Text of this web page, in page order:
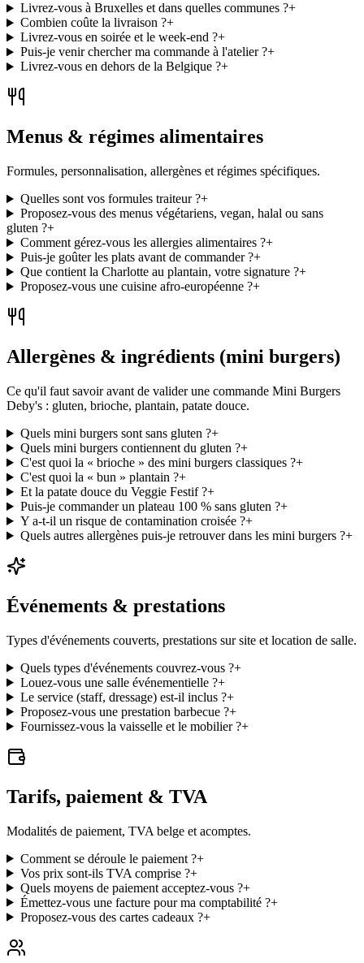
Livrez-vous à Bruxelles et dans quelles communes ?+
Combien coûte la livraison ?+
Livrez-vous en soirée et le week-end ?+
Puis-je venir chercher ma commande à l'atelier ?+
Livrez-vous en dehors de la Belgique ?+
Menus & régimes alimentaires
Formules, personnalisation, allergènes et régimes spécifiques.
Quelles sont vos formules traiteur ?+
Proposez-vous des menus végétariens, vegan, halal ou sans
gluten ?+
Comment gérez-vous les allergies alimentaires ?+
Puis-je goûter les plats avant de commander ?+
Que contient la Charlotte au plantain, votre signature ?+
Proposez-vous une cuisine afro-européenne ?+
Allergènes & ingrédients (mini burgers)
Ce qu'il faut savoir avant de valider une commande Mini Burgers
Deby's : gluten, brioche, plantain, patate douce.
Quels mini burgers sont sans gluten ?+
Quels mini burgers contiennent du gluten ?+
C'est quoi la « brioche » des mini burgers classiques ?+
C'est quoi la « bun » plantain ?+
Et la patate douce du Veggie Festif ?+
Puis-je commander un plateau 100 % sans gluten ?+
Y a-t-il un risque de contamination croisée ?+
Quels autres allergènes puis-je retrouver dans les mini burgers ?+
Événements & prestations
Types d'événements couverts, prestations sur site et location de salle.
Quels types d'événements couvrez-vous ?+
Louez-vous une salle événementielle ?+
Le service (staff, dressage) est-il inclus ?+
Proposez-vous une prestation barbecue ?+
Fournissez-vous la vaisselle et le mobilier ?+
Tarifs, paiement & TVA
Modalités de paiement, TVA belge et acomptes.
Comment se déroule le paiement ?+
Vos prix sont-ils TVA comprise ?+
Quels moyens de paiement acceptez-vous ?+
Émettez-vous une facture pour ma comptabilité ?+
Proposez-vous des cartes cadeaux ?+